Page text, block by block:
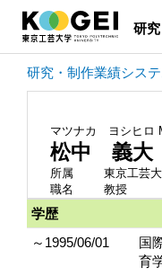
研
研究・制作業績シス
マツナカ ヨシヒロ
松中 義大
所属
東京工芸
職名
教授
学歴
～1995/06/01
国
育